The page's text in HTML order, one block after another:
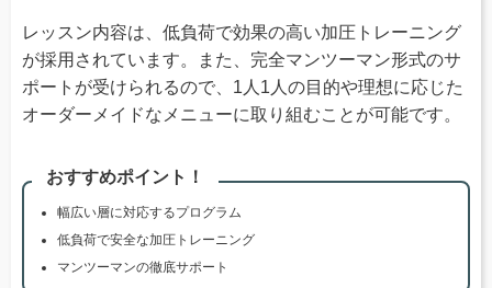
レッスン内容は、低負荷で効果の高い加圧トレーニング
が採用されています。また、完全マンツーマン形式のサ
ポートが受けられるので、1人1人の目的や理想に応じた
オーダーメイドなメニューに取り組むことが可能です。
おすすめポイント！
幅広い層に対応するプログラム
低負荷で安全な加圧トレーニング
マンツーマンの徹底サポート